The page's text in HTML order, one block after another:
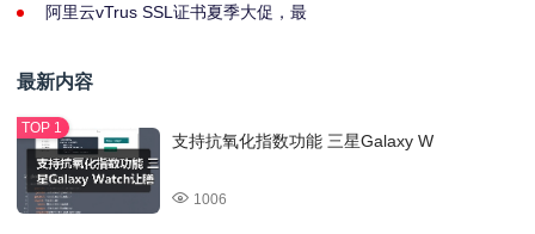
阿里云vTrus SSL证书夏季大促，最
最新内容
支持抗氧化指数功能 三星Galaxy W
1006